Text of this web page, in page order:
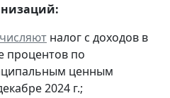
налог с доходов в
процентов по
ценным
2024 г.;